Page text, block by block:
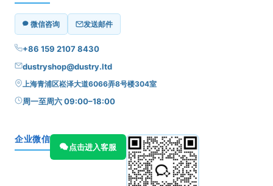
微信咨询 发送邮件
+86 159 2107 8430
dustryshop@dustry.ltd
上海青浦区崧泽大道6066弄8号楼304室
周一至周六 09:00–18:00
企业微信
点击进入客服